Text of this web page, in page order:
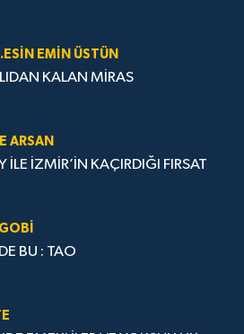
EMIN ÜSTÜN
KALAN MİRAS
ARSAN
İLE İZMİR’İN KAÇIRDIĞI FIRSAT
BU : TAO